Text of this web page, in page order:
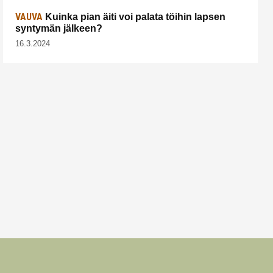
VAUVA Kuinka pian äiti voi palata töihin lapsen
syntymän jälkeen?
16.3.2024